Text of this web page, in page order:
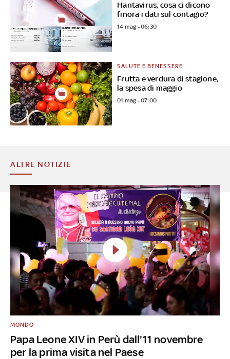
Hantavirus, cosa ci dicono
finora i dati sul contagio?
14 mag - 06:30
Frutta e verdura di stagione,
la spesa di maggio
SALUTE E BENESSERE
01 mag - 07:00
ALTRE NOTIZIE
Papa Leone XIV in Perù dall'11 novembre
per la prima visita nel Paese
MONDO